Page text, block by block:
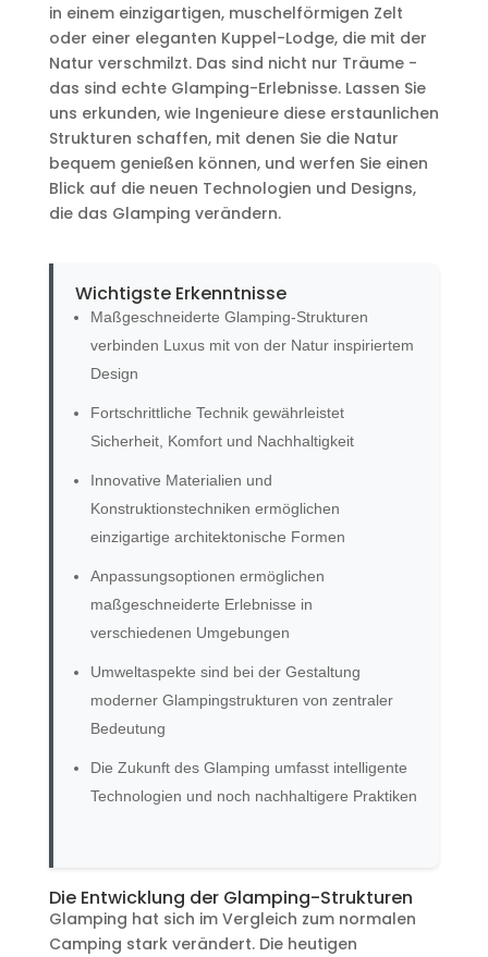
in einem einzigartigen, muschelförmigen Zelt
oder einer eleganten Kuppel-Lodge, die mit der
Natur verschmilzt. Das sind nicht nur Träume -
das sind echte Glamping-Erlebnisse. Lassen Sie
uns erkunden, wie Ingenieure diese erstaunlichen
Strukturen schaffen, mit denen Sie die Natur
bequem genießen können, und werfen Sie einen
Blick auf die neuen Technologien und Designs,
die das Glamping verändern.
Wichtigste Erkenntnisse
Maßgeschneiderte Glamping-Strukturen
verbinden Luxus mit von der Natur inspiriertem
Design
Fortschrittliche Technik gewährleistet
Sicherheit, Komfort und Nachhaltigkeit
Innovative Materialien und
Konstruktionstechniken ermöglichen
einzigartige architektonische Formen
Anpassungsoptionen ermöglichen
maßgeschneiderte Erlebnisse in
verschiedenen Umgebungen
Umweltaspekte sind bei der Gestaltung
moderner Glampingstrukturen von zentraler
Bedeutung
Die Zukunft des Glamping umfasst intelligente
Technologien und noch nachhaltigere Praktiken
Die Entwicklung der Glamping-Strukturen
Glamping hat sich im Vergleich zum normalen
Camping stark verändert. Die heutigen